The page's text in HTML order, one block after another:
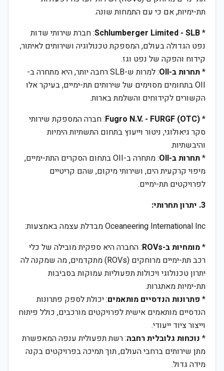
תת-ימיות, אם כי עם התמחות שונה.
*
Schlumberger Limited - SLB: חברת שירותי שדות
נפט הגדולה בעולם, המספקת טכנולוגיה ושירותים לאיתור,
קידוח והפקה של נפט וגז.
*תחרות ב-OII
: למרות ש-SLB רחבה יותר, היא מתחרה ב-
OII בתחומים מסוימים של שירותים תת-ימיים, בעיקר אלו
הקשורים לקידוחים והשלמת בארות.
*
Fugro N.V. - FURGF (OTC): חברה המספקת שירותי
סקר גיאולוגי, ניטור וייעוץ בתחום התשתיות הימיות
והיבשתיות.
*תחרות ב-OII
: מתחרה ב-OII בתחום הסקרים התת-ימיים,
מיפוי קרקעית הים, ושירותי מיקום, שהם קריטיים
לפרויקטים תת-ימיים.
3. יתרון תחרותי:
Oceaneering International Inc מבדלת עצמה באמצעות:
*מומחיות ב-ROVs
: החברה היא ספקית מובילה של כלי
רכב תת-ימיים מרוחקים (ROVs) מתקדמים, מה שמקנה לה
יתרון טכנולוגי ויכולות תפעוליות עמוקות בסביבות
תת-ימיות מאתגרות.
* פתרונות הנדסיים מותאמים: יכולת לספק פתרונות
הנדסיים מותאמים אישית לפרויקטים מורכבים, כולל פיתוח
וייצור ציוד ייעודי.
* נוכחות גלובלית רחבה: רשת תפעולית ענפה המאפשרת
מתן שירותים ברחבי העולם, תוך תמיכה בפרויקטים בקנה
מידה גדול.